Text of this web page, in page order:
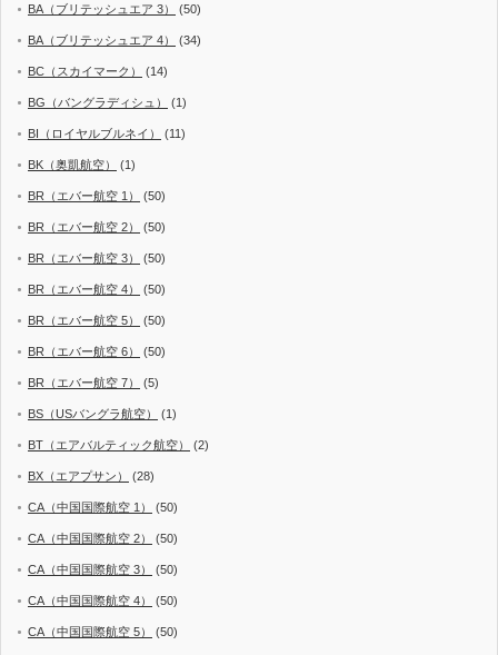
BA（ブリテッシュエア 3） (50)
BA（ブリテッシュエア 4） (34)
BC（スカイマーク） (14)
BG（バングラディシュ） (1)
BI（ロイヤルブルネイ） (11)
BK（奥凱航空） (1)
BR（エバー航空 1） (50)
BR（エバー航空 2） (50)
BR（エバー航空 3） (50)
BR（エバー航空 4） (50)
BR（エバー航空 5） (50)
BR（エバー航空 6） (50)
BR（エバー航空 7） (5)
BS（USバングラ航空） (1)
BT（エアバルティック航空） (2)
BX（エアプサン） (28)
CA（中国国際航空 1） (50)
CA（中国国際航空 2） (50)
CA（中国国際航空 3） (50)
CA（中国国際航空 4） (50)
CA（中国国際航空 5） (50)